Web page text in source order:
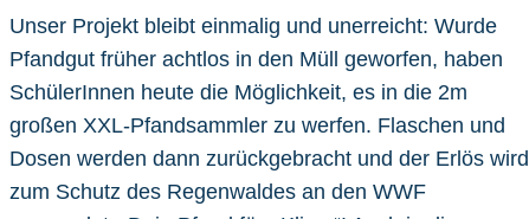
Unser Projekt bleibt einmalig und unerreicht: Wurde
Pfandgut früher achtlos in den Müll geworfen, haben
SchülerInnen heute die Möglichkeit, es in die 2m
großen XXL-Pfandsammler zu werfen. Flaschen und
Dosen werden dann zurückgebracht und der Erlös wird
zum Schutz des Regenwaldes an den WWF